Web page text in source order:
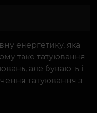
енергетику, яка
таке татуювання
але бувають і
татуювання з